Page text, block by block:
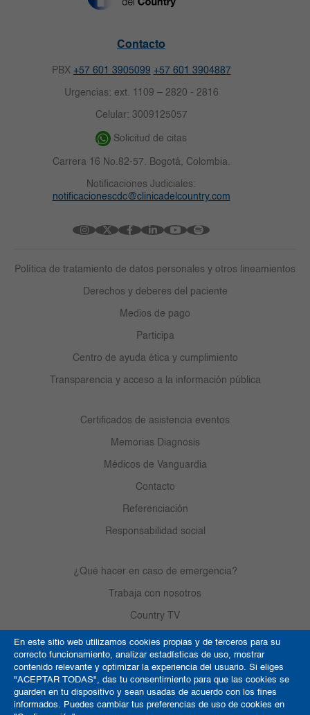
En este sitio web utilizamos cookies propias y de terceros para su
correcto funcionamiento, analizar estadísticas de uso, mostrar
contenido relevante y optimizar la experiencia del usuario. Si eliges
"ACEPTAR TODAS", das tu consentimiento para que las cookies se
guarden en tu dispositivo y sean usadas de acuerdo con los fines
informados. Puedes cambiar tus preferencias de uso de cookies en
Contacto
PBX +57 601 3905099 +57 601 3904887
Urgencias: ext. 1109 – 2820 - 2816
Celular: 3009125057
Solicitud de citas
Carrera 16 No.82-57. Bogotá, Colombia.
Notificaciones Judiciales:
notificacionescdc@clinicadelcountry.com
Política de tratamiento de datos personales y otros lineamientos
Derechos y deberes del paciente
Medios de pago
Participa
Centro de ayuda ética y cumplimiento
Transparencia y acceso a la información pública
Certificados de asistencia eventos
Memorias Diagnosis
Médicos de Vanguardia
Contacto
Referenciación
Responsabilidad social
¿Qué hacer en caso de emergencia?
Trabaja con nosotros
Country TV
Política de Cookies
Términos y condiciones
Derechos de autor